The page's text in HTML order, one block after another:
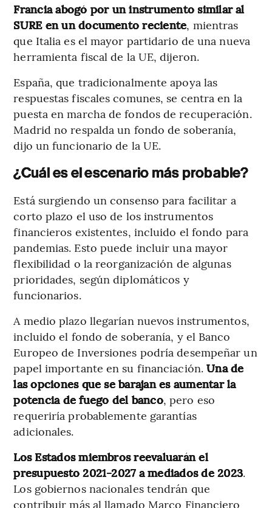
Francia abogó por un instrumento similar al
SURE en un documento reciente, mientras
que Italia es el mayor partidario de una nueva
herramienta fiscal de la UE, dijeron.
España, que tradicionalmente apoya las
respuestas fiscales comunes, se centra en la
puesta en marcha de fondos de recuperación.
Madrid no respalda un fondo de soberanía,
dijo un funcionario de la UE.
¿Cuál es el escenario más probable?
Está surgiendo un consenso para facilitar a
corto plazo el uso de los instrumentos
financieros existentes, incluido el fondo para
pandemias. Esto puede incluir una mayor
flexibilidad o la reorganización de algunas
prioridades, según diplomáticos y
funcionarios.
A medio plazo llegarían nuevos instrumentos,
incluido el fondo de soberanía, y el Banco
Europeo de Inversiones podría desempeñar un
papel importante en su financiación.Una de
las opciones que se barajan es aumentar la
potencia de fuego del banco, pero eso
requeriría probablemente garantías
adicionales.
Los Estados miembros reevaluarán el
presupuesto 2021-2027 a mediados de 2023.
Los gobiernos nacionales tendrán que
contribuir más al llamado Marco Financiero